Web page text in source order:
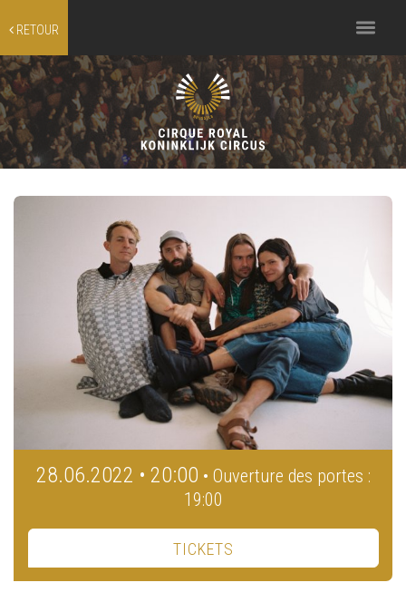
RETOUR
Toggle
navigation
28.06.2022 • 20:00 • Ouverture des portes :
19:00
TICKETS